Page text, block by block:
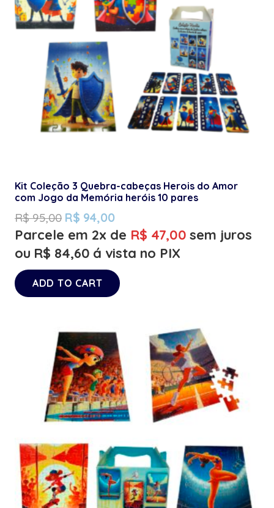
Kit Coleção 3 Quebra-cabeças Herois do Amor
com Jogo da Memória heróis 10 pares
R$95,00 R$ 94,00
Parcele em 2x de R$ 47,00 sem juros
ou R$ 84,60 á vista no PIX
ADD TO CART